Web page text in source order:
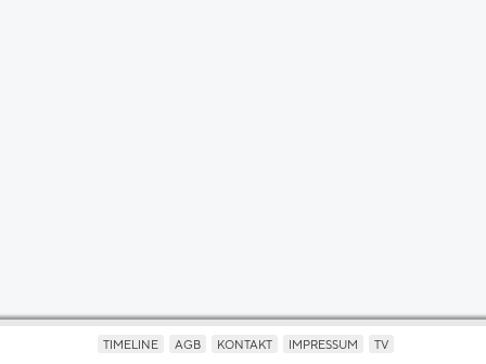
TIMELINE AGB KONTAKT IMPRESSUM TV